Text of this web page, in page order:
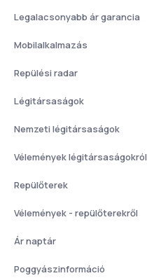
Legalacsonyabb ár garancia
Mobilalkalmazás
Repülési radar
Légitársaságok
Nemzeti légitársaságok
Vélemények légitársaságokról
Repülőterek
Vélemények - repülőterekről
Ár naptár
Poggyászinformáció